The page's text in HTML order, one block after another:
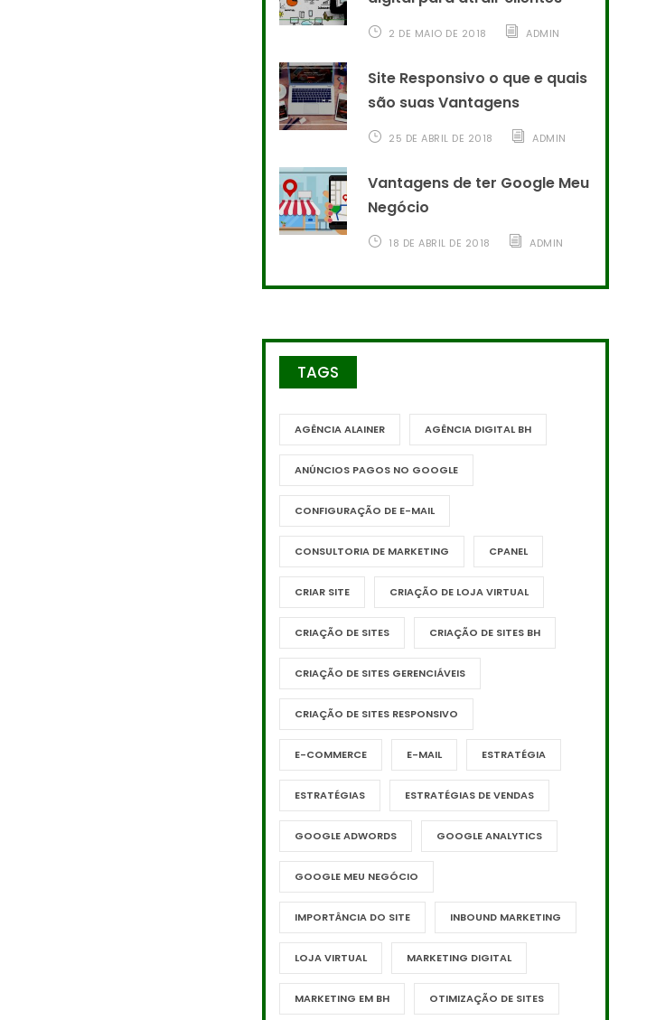
2 DE MAIO DE 2018 ADMIN
Site Responsivo o que e quais
são suas Vantagens
25 DE ABRIL DE 2018 ADMIN
Vantagens de ter Google Meu
Negócio
18 DE ABRIL DE 2018 ADMIN
TAGS
AGÊNCIA ALAINER AGÊNCIA DIGITAL BH
ANÚNCIOS PAGOS NO GOOGLE
CONFIGURAÇÃO DE E-MAIL
CONSULTORIA DE MARKETING CPANEL
CRIAR SITE CRIAÇÃO DE LOJA VIRTUAL
CRIAÇÃO DE SITES CRIAÇÃO DE SITES BH
CRIAÇÃO DE SITES GERENCIÁVEIS
CRIAÇÃO DE SITES RESPONSIVO
E-COMMERCE E-MAIL ESTRATÉGIA
ESTRATÉGIAS ESTRATÉGIAS DE VENDAS
GOOGLE ADWORDS GOOGLE ANALYTICS
GOOGLE MEU NEGÓCIO
IMPORTÂNCIA DO SITE INBOUND MARKETING
LOJA VIRTUAL MARKETING DIGITAL
MARKETING EM BH OTIMIZAÇÃO DE SITES